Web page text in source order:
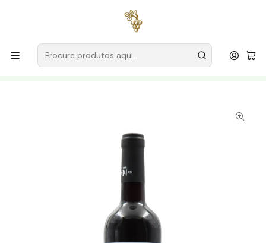
para encomendas a partir de
Produtores Alentejo
Adega Cooperativa Redondo
Adega Cooperativa Redondo Castelomor 2023 Alentejo
Tinto 75cl